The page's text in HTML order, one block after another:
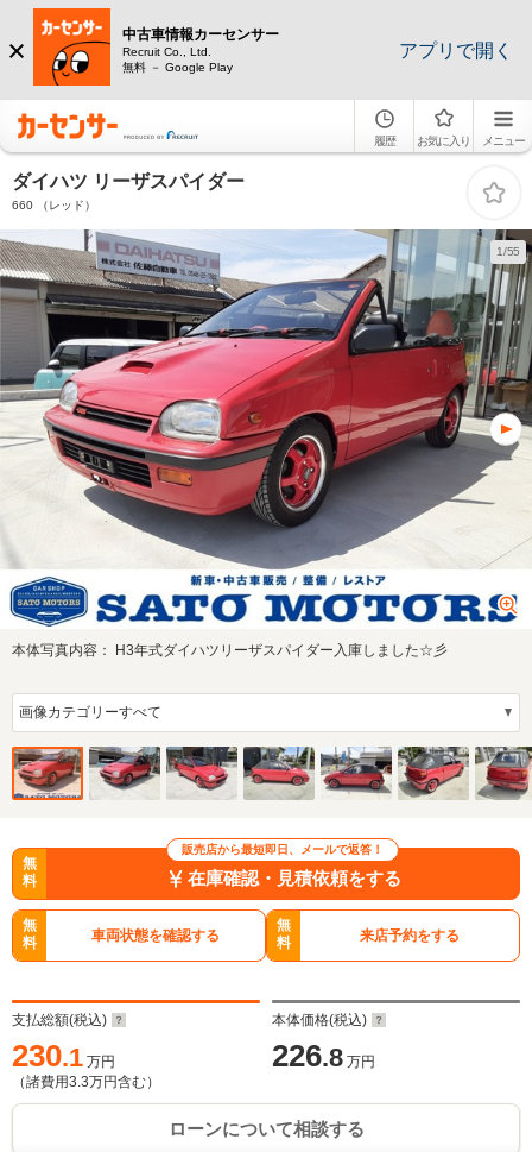
中古車情報カーセンサー
Recruit Co., Ltd.
無料 － Google Play
アプリで開く
履歴 お気に入り メニュー
ダイハツ リーザスパイダー
660 （レッド）
1/55
本体写真内容： H3年式ダイハツリーザスパイダー入庫しました☆彡
販売店から最短即日、メールで返答！
無
料
在庫確認・見積依頼をする
無
料
車両状態を確認する
無
料
来店予約をする
支払総額(税込)
230.1 万円
（諸費用3.3万円含む）
本体価格(税込)
226.8 万円
ローンについて相談する